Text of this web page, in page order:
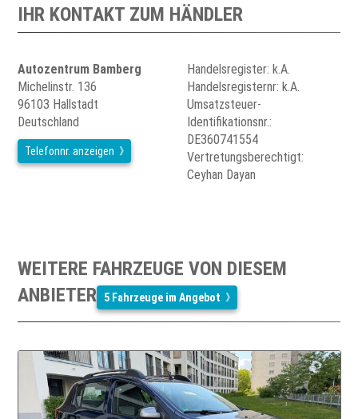
IHR KONTAKT ZUM HÄNDLER
Autozentrum Bamberg
Michelinstr. 136
96103 Hallstadt
Deutschland
Telefonnr. anzeigen
Handelsregister: k.A.
Handelsregisternr: k.A.
Umsatzsteuer-
Identifikationsnr.:
DE360741554
Vertretungsberechtigt:
Ceyhan Dayan
WEITERE FAHRZEUGE VON DIESEM
ANBIETER 5 Fahrzeuge im Angebot